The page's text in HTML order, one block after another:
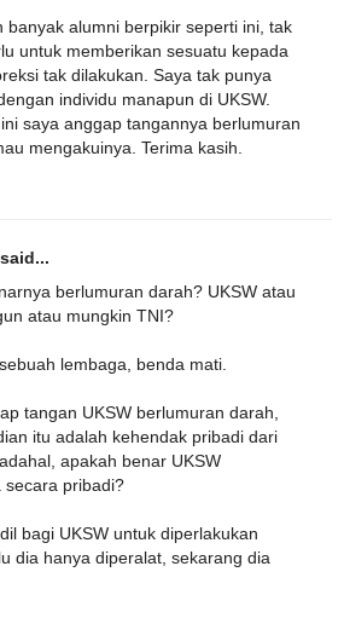
banyak alumni berpikir seperti ini, tak
untuk memberikan sesuatu kepada
tak dilakukan. Saya tak punya
individu manapun di UKSW.
saya anggap tangannya berlumuran
mengakuinya. Terima kasih.
said...
berlumuran darah? UKSW atau
atau mungkin TNI?
lembaga, benda mati.
tangan UKSW berlumuran darah,
itu adalah kehendak pribadi dari
apakah benar UKSW
secara pribadi?
bagi UKSW untuk diperlakukan
dia hanya diperalat, sekarang dia